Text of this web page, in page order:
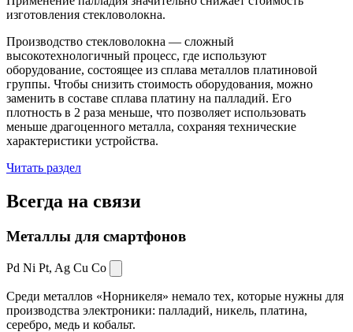
изготовления стекловолокна.
Производство стекловолокна — сложный
высокотехнологичный процесс, где используют
оборудование, состоящее из сплава металлов платиновой
группы. Чтобы снизить стоимость оборудования, можно
заменить в составе сплава платину на палладий. Его
плотность в 2 раза меньше, что позволяет использовать
меньше драгоценного металла, сохраняя технические
характеристики устройства.
Читать раздел
Всегда на связи
Металлы для смартфонов
Pd Ni Pt, Ag Cu Co
Среди металлов «Норникеля» немало тех, которые нужны для
производства электроники: палладий, никель, платина,
серебро, медь и кобальт.